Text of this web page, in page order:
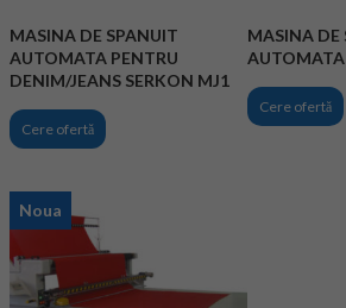
MASINA DE SPANUIT
AUTOMATA PENTRU
DENIM/JEANS SERKON MJ1
Cere ofertă
MASINA DE
AUTOMATA
Cere ofertă
Noua